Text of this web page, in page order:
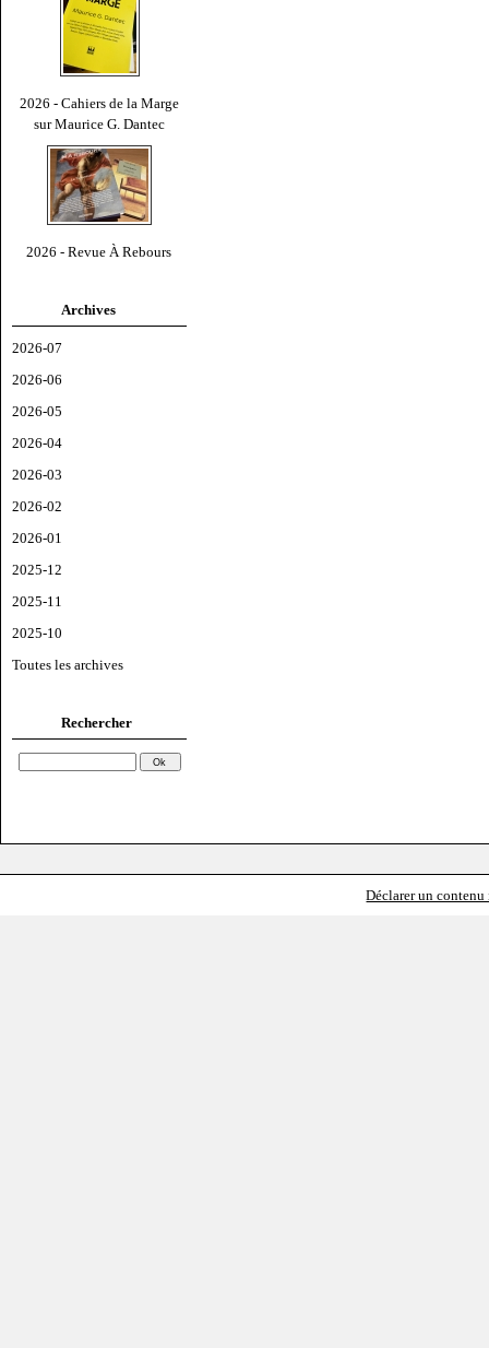
2026 - Cahiers de la Marge
sur Maurice G. Dantec
2026 - Revue À Rebours
Archives
2026-07
2026-06
2026-05
2026-04
2026-03
2026-02
2026-01
2025-12
2025-11
2025-10
Toutes les archives
Rechercher
Déclarer un